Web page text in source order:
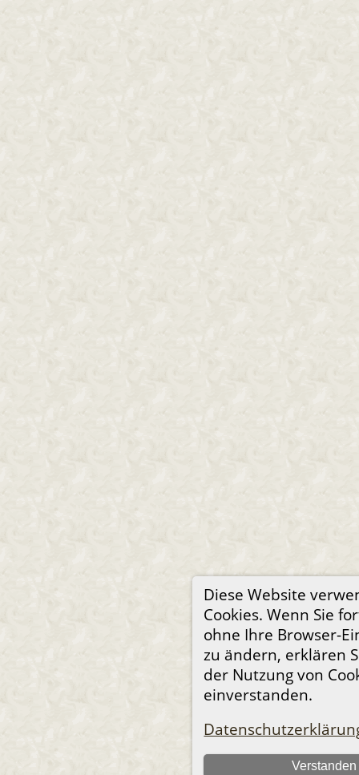
Diese Website
Cookies. Wenn Sie
ohne Ihre Browser-
zu ändern, erklären
der Nutzung von
einverstanden.
Verstanden